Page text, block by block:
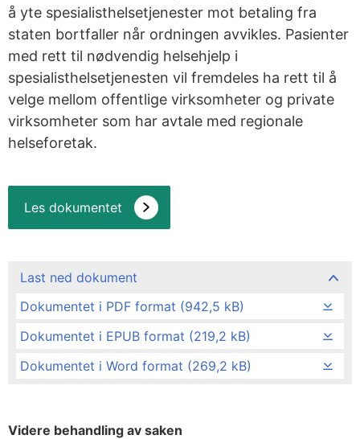
å yte spesialisthelsetjenester mot betaling fra
staten bortfaller når ordningen avvikles. Pasienter
med rett til nødvendig helsehjelp i
spesialisthelsetjenesten vil fremdeles ha rett til å
velge mellom offentlige virksomheter og private
virksomheter som har avtale med regionale
helseforetak.
Les dokumentet
Last ned dokument
Dokumentet i PDF format (942,5 kB)
Dokumentet i EPUB format (219,2 kB)
Dokumentet i Word format (269,2 kB)
Videre behandling av saken